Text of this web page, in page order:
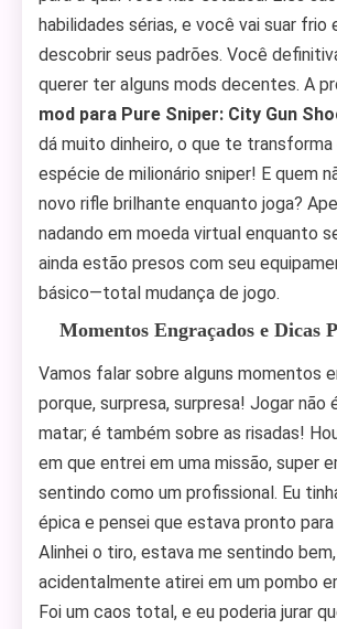
habilidades sérias, e você vai suar
descobrir seus padrões. Você
querer ter alguns mods decentes. A
mod para Pure Sniper: City Gun
dá muito dinheiro, o que te transforma
espécie de milionário sniper! E quem
novo rifle brilhante enquanto joga?
nadando em moeda virtual enquanto
ainda estão presos com seu
básico—total mudança de jogo.
Momentos Engraçados e Dicas
Vamos falar sobre alguns momentos
porque, surpresa, surpresa! Jogar não
matar; é também sobre as risadas!
em que entrei em uma missão, super
sentindo como um profissional. Eu
épica e pensei que estava pronto para
Alinhei o tiro, estava me sentindo
acidentalmente atirei em um pombo
Foi um caos total, e eu poderia jurar